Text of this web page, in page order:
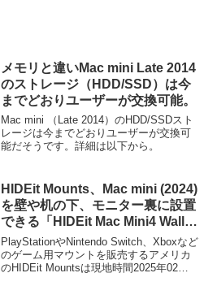
メモリと違いMac mini Late 2014
のストレージ（HDD/SSD）は今
までどおりユーザーが交換可能。
Mac mini （Late 2014）のHDD/SSDスト
レージは今までどおりユーザーが交換可
能だそうです。詳細は以下から。
HIDEit Mounts、Mac mini (2024)
を壁や机の下、モニター裏に設置
できる「HIDEit Mac Mini4 Wall
Mount」を発売。
PlayStationやNintendo Switch、Xboxなど
のゲーム用マウントを販売するアメリカ
のHIDEit Mountsは現地時間2025年02月